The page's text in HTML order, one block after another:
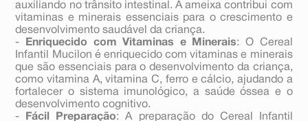
auxiliando no trânsito intestinal. A ameixa contribui com
vitaminas e minerais essenciais para o crescimento e
desenvolvimento saudável da criança.
-
Enriquecido com Vitaminas e Minerais: O Cereal
Infantil Mucilon é enriquecido com vitaminas e minerais
que são essenciais para o desenvolvimento da criança,
como vitamina A, vitamina C, ferro e cálcio, ajudando a
fortalecer o sistema imunológico, a saúde óssea e o
desenvolvimento cognitivo.
-
Fácil Preparação: A preparação do Cereal Infantil